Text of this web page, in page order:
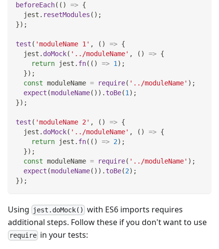
beforeEach( ( ) => {
  jest
. resetModules ( ) ;
}) ;
test ( 'moduleName 1' , ( ) => {
  jest
. doMock( '../moduleName' , ( ) => {
return jest . fn( ( ) => 1 ) ;
}) ;
const moduleName = require( '../moduleName' ) ;
expect (moduleName( ) ) . toBe(1 ) ;
}) ;
test ( 'moduleName 2' , ( ) => {
  jest
. doMock( '../moduleName' , ( ) => {
return jest . fn( ( ) => 2) ;
}) ;
const moduleName = require( '../moduleName' ) ;
expect (moduleName( ) ) . toBe(2) ;
}) ;
Using jest.doMock() with ES6 imports requires
additional steps. Follow these if you don't want to use
require in your tests: